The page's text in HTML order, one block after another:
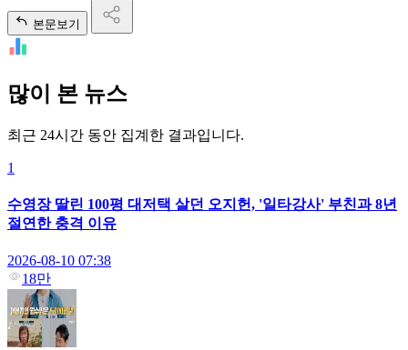
본문보기
많이 본 뉴스
최근 24시간 동안 집계한 결과입니다.
1
수영장 딸린 100평 대저택 살던 오지헌, '일타강사' 부친과 8년
절연한 충격 이유
2026-08-10 07:38
18만